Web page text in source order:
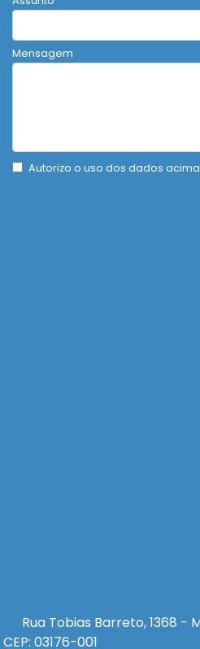
Mensagem
Autorizo o uso dos dados
Rua Tobias Barreto, 1368 -
CEP: 03176-001